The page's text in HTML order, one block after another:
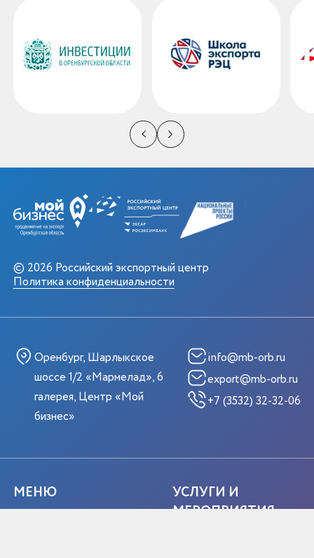
© 2026 Российский экспортный центр
Политика конфиденциальности
Оренбург, Шарлыкское
шоссе 1/2 «Мармелад», 6
галерея, Центр «Мой
бизнес»
info@mb-orb.ru
export@mb-orb.ru
+7 (3532) 32-32-06
МЕНЮ
УСЛУГИ И
МЕРОПРИЯТИЯ